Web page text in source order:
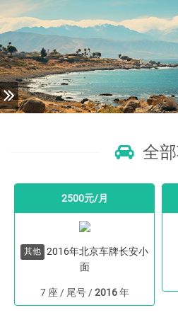
全
2500元/月
其他 2016年北京车牌长安小
面
7 座 / 尾号 /2016年